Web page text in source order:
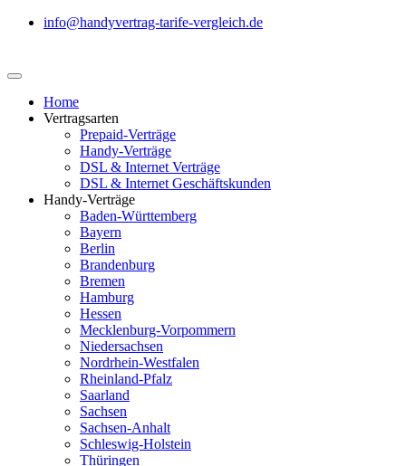
info@handyvertrag-tarife-vergleich.de
Home
Vertragsarten
Prepaid-Verträge
Handy-Verträge
DSL & Internet Verträge
DSL & Internet Geschäftskunden
Handy-Verträge
Baden-Württemberg
Bayern
Berlin
Brandenburg
Bremen
Hamburg
Hessen
Mecklenburg-Vorpommern
Niedersachsen
Nordrhein-Westfalen
Rheinland-Pfalz
Saarland
Sachsen
Sachsen-Anhalt
Schleswig-Holstein
Thüringen